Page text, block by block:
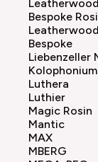
Leatherwood
Bespoke
Bespoke
Liebenzeller
Kolophonium
Luthera
Luthier
Magic Rosin
Mantic
MAX
MBERG